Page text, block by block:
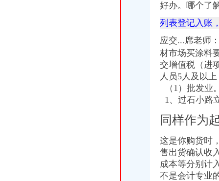
好办。哪个了
列表登记入账
应交...席老师
材市场买涂料
交增值税（进
人员5人及以
（1）批发业
1、过石小路
同样作为
这是你购货时
售出货确认收
成本等分别计
不是会计专业